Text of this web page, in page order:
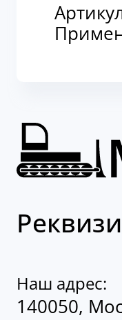
Наш адрес:
140050,